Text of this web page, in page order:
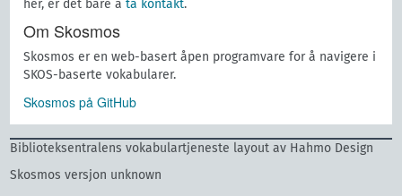
her, er det bare åta kontakt.
Om Skosmos
Skosmos er en web-basert åpen programvare for å navigere i
SKOS-baserte vokabularer.
Skosmos på GitHub
Biblioteksentralens vokabulartjeneste layout av Hahmo Design
Skosmos versjon unknown